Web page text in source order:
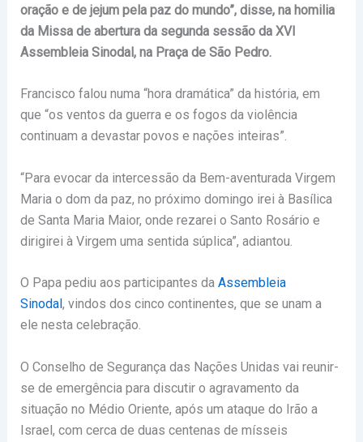
oração e de jejum pela paz do mundo”, disse, na homilia
da Missa de abertura da segunda sessão da XVI
Assembleia Sinodal, na Praça de São Pedro.
Francisco falou numa “hora dramática” da história, em
que “os ventos da guerra e os fogos da violência
continuam a devastar povos e nações inteiras”.
“Para evocar da intercessão da Bem-aventurada Virgem
Maria o dom da paz, no próximo domingo irei à Basílica
de Santa Maria Maior, onde rezarei o Santo Rosário e
dirigirei à Virgem uma sentida súplica”, adiantou.
O Papa pediu aos participantes da Assembleia
Sinodal , vindos dos cinco continentes, que se unam a
ele nesta celebração.
O Conselho de Segurança das Nações Unidas vai reunir-
se de emergência para discutir o agravamento da
situação no Médio Oriente, após um ataque do Irão a
Israel, com cerca de duas centenas de mísseis